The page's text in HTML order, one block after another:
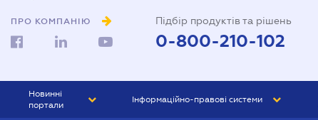
ПРО КОМПАНІЮ Підбір продуктів та рішень
0-800-210-102
Новинні
портали
Інформаційно-правові системи